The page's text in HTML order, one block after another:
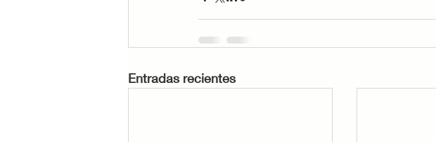
Entradas recientes